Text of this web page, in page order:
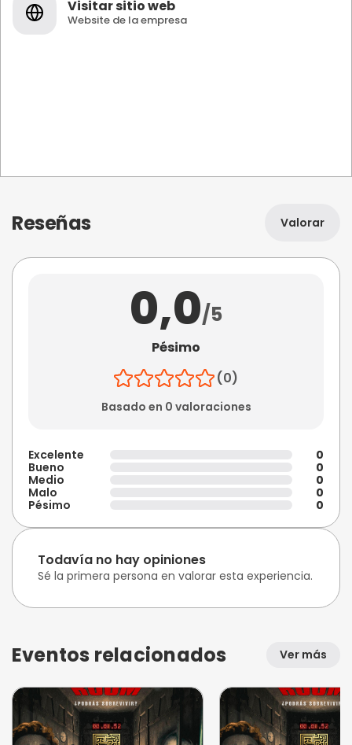
Visitar sitio web
Website de la empresa
Reseñas Valorar
0,0/5
Pésimo
(0)
Basado en 0 valoraciones
Excelente
0
Bueno
0
Medio
0
Malo
0
Pésimo
0
Todavía no hay opiniones
Sé la primera persona en valorar esta experiencia.
Eventos relacionados Ver más